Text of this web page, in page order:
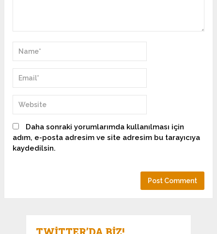
Daha sonraki yorumlarımda kullanılması için
adım, e-posta adresim ve site adresim bu tarayıcıya
kaydedilsin.